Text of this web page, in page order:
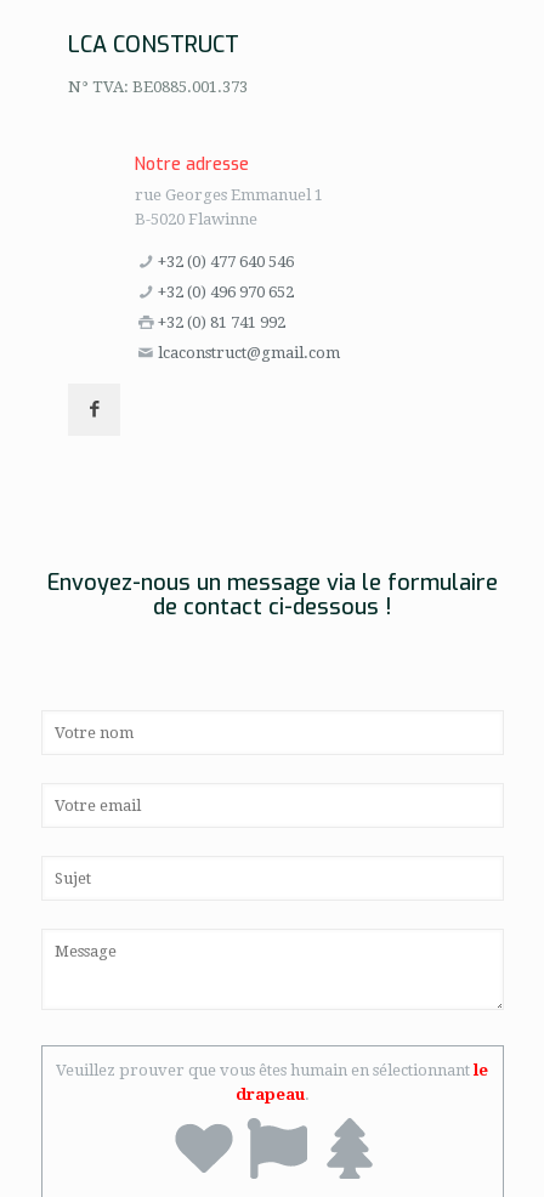
LCA CONSTRUCT
N° TVA: BE0885.001.373
Notre adresse
rue Georges Emmanuel 1
B-5020 Flawinne
+32 (0) 477 640 546
+32 (0) 496 970 652
+32 (0) 81 741 992
lcaconstruct@gmail.com
Envoyez-nous un message via le formulaire
de contact ci-dessous !
Veuillez prouver que vous êtes humain en sélectionnant le
drapeau.